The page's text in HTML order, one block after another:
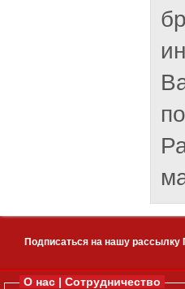
Подписаться на нашу
О нас | Сотрудничество